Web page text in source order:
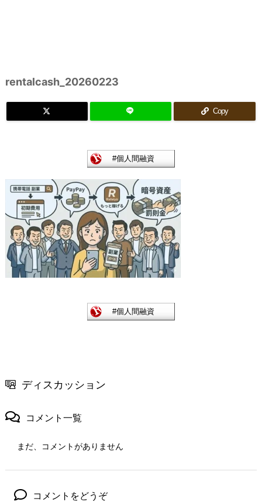
rentalcash_20260223
Copy
ディスカッション
コメント一覧
まだ、コメントがありません
コメントをどうぞ